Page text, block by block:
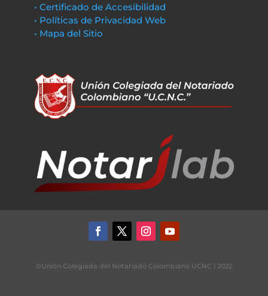
• Certificado de Accesibilidad
• Políticas de Privacidad Web
• Mapa del Sitio
©Unión Colegiada del Notariado Colombiano UCNC | 2022